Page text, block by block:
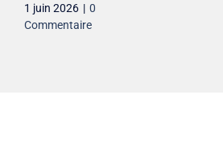
1 juin 2026 | 0
Commentaire